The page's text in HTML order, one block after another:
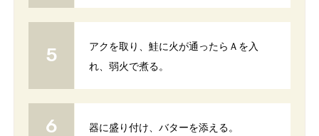
アクを取り、鮭に火が通ったらＡを入
れ、弱火で煮る。
器に盛り付け、バターを添える。